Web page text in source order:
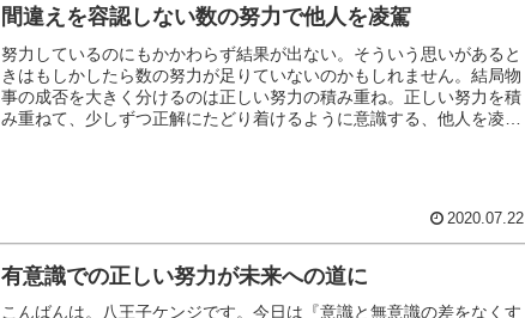
間違えを容認しない数の努力で他人を凌駕
努力しているのにもかかわらず結果が出ない。そういう思いがあると
きはもしかしたら数の努力が足りていないのかもしれません。結局物
事の成否を大きく分けるのは正しい努力の積み重ね。正しい努力を積
み重ねて、少しずつ正解にたどり着けるように意識する、他人を凌駕
2020.07.22
有意識での正しい努力が未来への道に
こんばんは。八王子ケンジです。今日は『意識と無意識の差をなくす